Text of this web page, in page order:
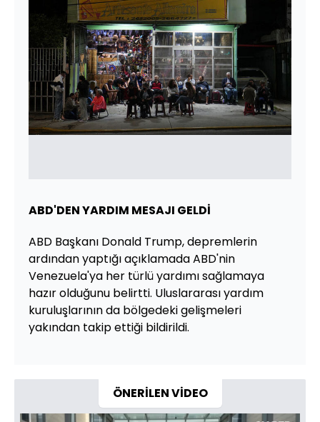
ABD'DEN YARDIM MESAJI GELDİ
ABD Başkanı Donald Trump, depremlerin
ardından yaptığı açıklamada ABD'nin
Venezuela'ya her türlü yardımı sağlamaya
hazır olduğunu belirtti. Uluslararası yardım
kuruluşlarının da bölgedeki gelişmeleri
yakından takip ettiği bildirildi.
ÖNERİLEN VİDEO